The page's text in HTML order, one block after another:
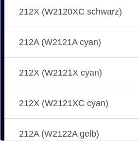
212X (W2120XC schwarz)
212A (W2121A cyan)
212X (W2121X cyan)
212X (W2121XC cyan)
212A (W2122A gelb)